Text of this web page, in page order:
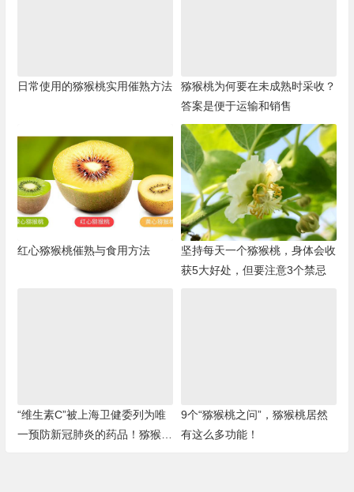
日常使用的猕猴桃实用催熟方法
猕猴桃为何要在未成熟时采收？
答案是便于运输和销售
红心猕猴桃催熟与食用方法
坚持每天一个猕猴桃，身体会收
获5大好处，但要注意3个禁忌
“维生素C”被上海卫健委列为唯
一预防新冠肺炎的药品！猕猴桃
9个“猕猴桃之问”，猕猴桃居然
有这么多功能！